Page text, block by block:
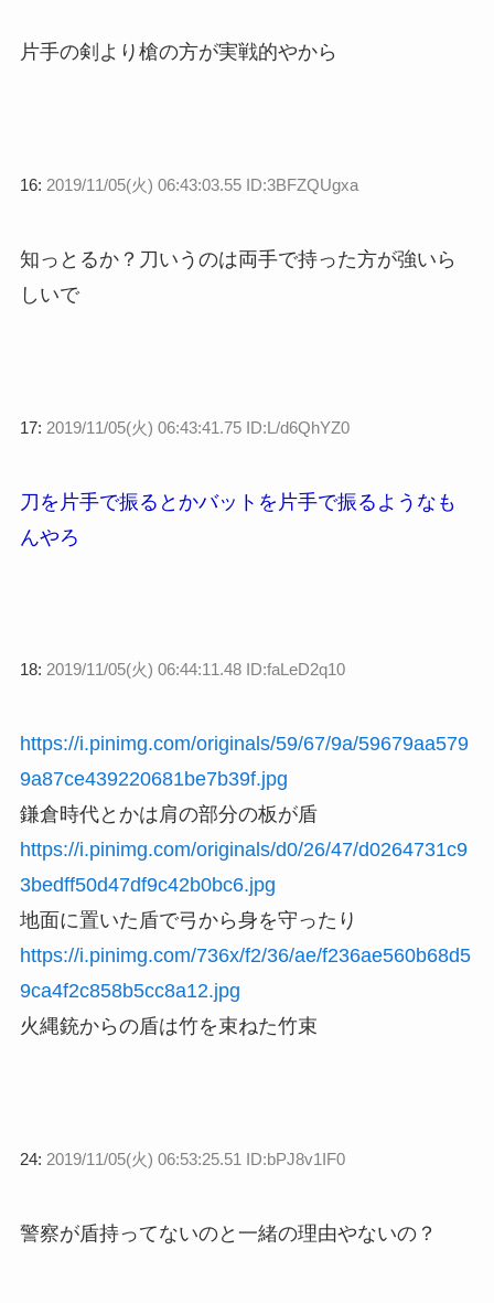
片手の剣より槍の方が実戦的やから
16: 2019/11/05(火) 06:43:03.55 ID:3BFZQUgxa
知っとるか？刀いうのは両手で持った方が強いら
しいで
17: 2019/11/05(火) 06:43:41.75 ID:L/d6QhYZ0
刀を片手で振るとかバットを片手で振るようなも
んやろ
18: 2019/11/05(火) 06:44:11.48 ID:faLeD2q10
https://i.pinimg.com/originals/59/67/9a/59679aa579
9a87ce439220681be7b39f.jpg
鎌倉時代とかは肩の部分の板が盾
https://i.pinimg.com/originals/d0/26/47/d0264731c9
3bedff50d47df9c42b0bc6.jpg
地面に置いた盾で弓から身を守ったり
https://i.pinimg.com/736x/f2/36/ae/f236ae560b68d5
9ca4f2c858b5cc8a12.jpg
火縄銃からの盾は竹を束ねた竹束
24: 2019/11/05(火) 06:53:25.51 ID:bPJ8v1IF0
警察が盾持ってないのと一緒の理由やないの？